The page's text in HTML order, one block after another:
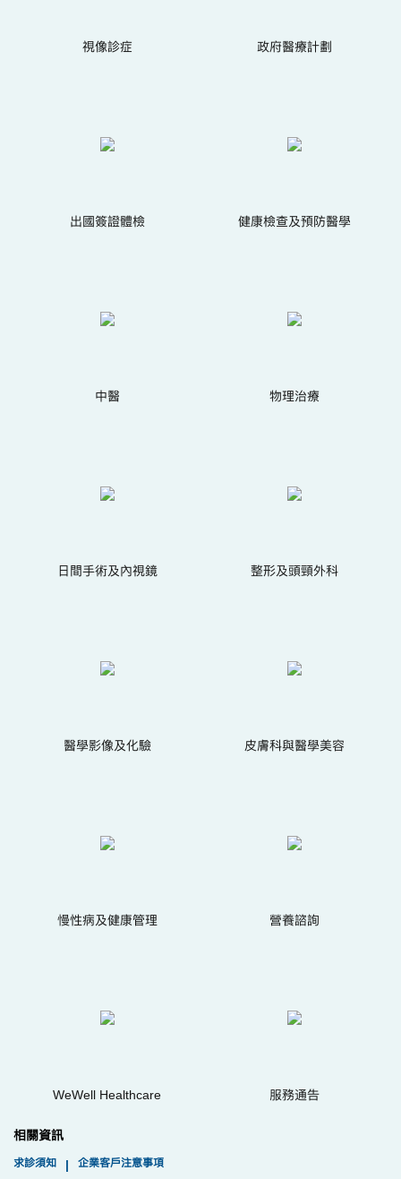
視像診症 政府醫療計劃
出國簽證體檢 健康檢查及預防醫學
中醫 物理治療
日間手術及內視鏡 整形及頭頸外科
醫學影像及化驗 皮膚科與醫學美容
慢性病及健康管理 營養諮詢
WeWell Healthcare 服務通告
相關資訊
求診須知 | 企業客戶注意事項